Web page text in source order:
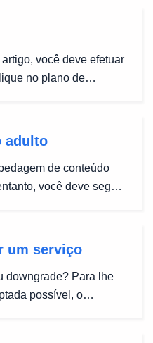
o processo por
técnico para...
você deve efetuar
no plano de
de hospedagem
adulto
de conteúdo
você deve seguir
nos Estados Unidos
um serviço
downgrade? Para lhe
possível, o